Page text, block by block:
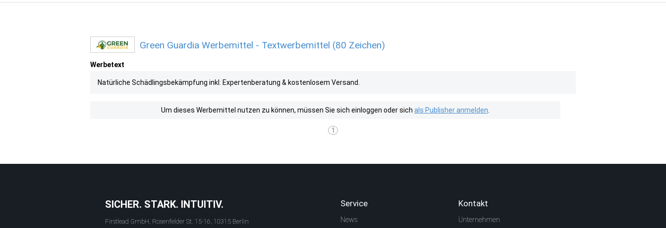
Green Guardia Werbemittel - Textwerbemittel (80 Zeichen)
Werbetext
Natürliche Schädlingsbekämpfung inkl. Expertenberatung & kostenlosem Versand.
Um dieses Werbemittel nutzen zu können, müssen Sie sich einloggen oder sich als Publisher anmelden
1
SICHER. STARK. INTUITIV.
Firstlead GmbH, Rosenfelder St. 15-16, 10315 Berlin
Service
News
Kontakt
Unternehmen